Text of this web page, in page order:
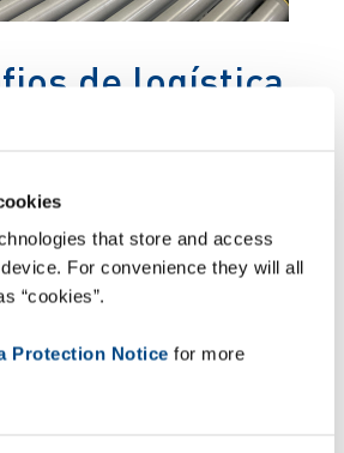
that store and access
For convenience they will all
“cookies”.
Protection Notice for more
de logística
no setor
com uma rede de 243
a Bélgica e com mais de 1800
com imensos fluxos de
quanto ao rastreio de envios.
entregas estava a originar